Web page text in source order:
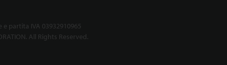
e partita IVA 03932910965
All Rights Reserved.